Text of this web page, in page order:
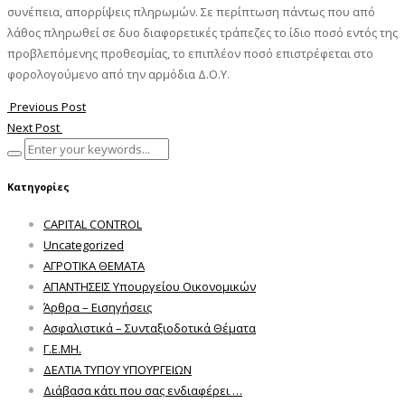
συνέπεια, απορρίψεις πληρωμών. Σε περίπτωση πάντως που από
λάθος πληρωθεί σε δυο διαφορετικές τράπεζες το ίδιο ποσό εντός της
προβλεπόμενης προθεσμίας, το επιπλέον ποσό επιστρέφεται στο
φορολογούμενο από την αρμόδια Δ.Ο.Υ.
Previous Post
Next Post
Κατηγορίες
CAPITAL CONTROL
Uncategorized
ΑΓΡΟΤΙΚΑ ΘΕΜΑΤΑ
ΑΠΑΝΤΗΣΕΙΣ Υπουργείου Οικονομικών
Άρθρα – Εισηγήσεις
Ασφαλιστικά – Συνταξιοδοτικά Θέματα
Γ.Ε.ΜΗ.
ΔΕΛΤΙΑ ΤΥΠΟΥ ΥΠΟΥΡΓΕΙΩΝ
Διάβασα κάτι που σας ενδιαφέρει …